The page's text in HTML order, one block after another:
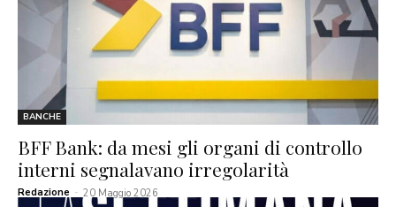
BANCHE
BFF Bank: da mesi gli organi di controllo
interni segnalavano irregolarità
Redazione - 20 Maggio 2026